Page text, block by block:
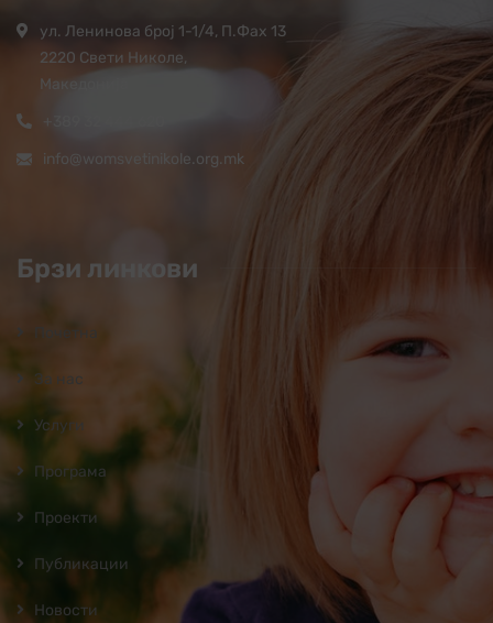
ул. Ленинова број 1-1/4, П.Фах 13
2220 Свети Николе,
Македонија
info@womsvetinikole.org.mk
Брзи линкови
Почетна
За нас
Услуги
Програмa
Проекти
Публикации
Новости